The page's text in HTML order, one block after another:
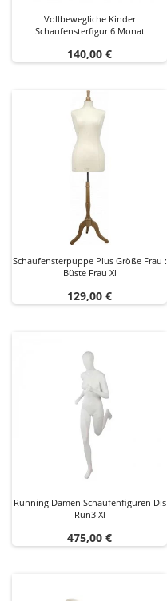
Vollbewegliche Kinder
Schaufensterfigur 6 Monat
Preis
140,00 €
Schaufensterpuppe Plus Größe Frau :
Büste Frau Xl
Preis
129,00 €
Running Damen Schaufenfiguren Dis
Run3 Xl
Preis
475,00 €